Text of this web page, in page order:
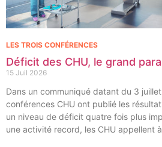
Déficit des CHU, le grand
15 Juil 2026
LES TROIS CONFÉRENCES
Dans un communiqué datant du 3
conférences CHU ont publié les
un niveau de déficit quatre fois plus
une activité record, les CHU appellent